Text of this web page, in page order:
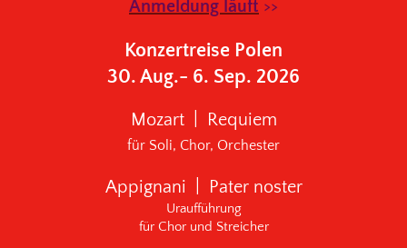
Anmeldung läuft >>
Konzertreise Polen
30. Aug.- 6. Sep. 2026
Mozart | Requiem
für Soli, Chor, Orchester
Appignani | Pater noster
Uraufführung
für Chor und Streicher